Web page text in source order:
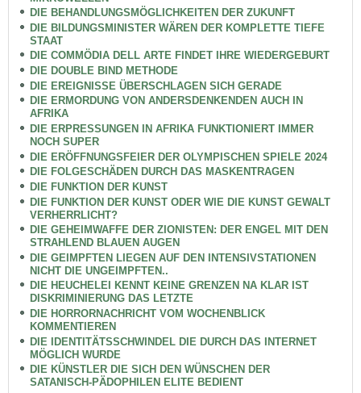
DIE BEHANDLUNGSMÖGLICHKEITEN DER ZUKUNFT
DIE BILDUNGSMINISTER WÄREN DER KOMPLETTE TIEFE
STAAT
DIE COMMÖDIA DELL ARTE FINDET IHRE WIEDERGEBURT
DIE DOUBLE BIND METHODE
DIE EREIGNISSE ÜBERSCHLAGEN SICH GERADE
DIE ERMORDUNG VON ANDERSDENKENDEN AUCH IN
AFRIKA
DIE ERPRESSUNGEN IN AFRIKA FUNKTIONIERT IMMER
NOCH SUPER
DIE ERÖFFNUNGSFEIER DER OLYMPISCHEN SPIELE 2024
DIE FOLGESCHÄDEN DURCH DAS MASKENTRAGEN
DIE FUNKTION DER KUNST
DIE FUNKTION DER KUNST ODER WIE DIE KUNST GEWALT
VERHERRLICHT?
DIE GEHEIMWAFFE DER ZIONISTEN: DER ENGEL MIT DEN
STRAHLEND BLAUEN AUGEN
DIE GEIMPFTEN LIEGEN AUF DEN INTENSIVSTATIONEN
NICHT DIE UNGEIMPFTEN..
DIE HEUCHELEI KENNT KEINE GRENZEN NA KLAR IST
DISKRIMINIERUNG DAS LETZTE
DIE HORRORNACHRICHT VOM WOCHENBLICK
KOMMENTIEREN
DIE IDENTITÄTSSCHWINDEL DIE DURCH DAS INTERNET
MÖGLICH WURDE
DIE KÜNSTLER DIE SICH DEN WÜNSCHEN DER
SATANISCH-PÄDOPHILEN ELITE BEDIENT